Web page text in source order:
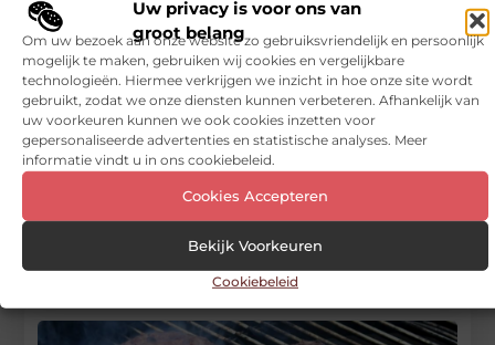
Uw privacy is voor ons van
groot belang
Om uw bezoek aan onze website zo gebruiksvriendelijk en persoonlijk
mogelijk te maken, gebruiken wij cookies en vergelijkbare
technologieën. Hiermee verkrijgen we inzicht in hoe onze site wordt
gebruikt, zodat we onze diensten kunnen verbeteren. Afhankelijk van
uw voorkeuren kunnen we ook cookies inzetten voor
gepersonaliseerde advertenties en statistische analyses. Meer
informatie vindt u in ons cookiebeleid.
Cookies Accepteren
Bekijk Voorkeuren
Cookiebeleid
DEEL DIT:
Begin vandaag nog
met bloggen op
Vinden nu